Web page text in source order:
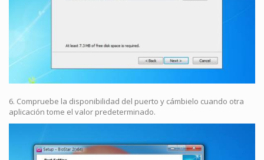
6. Compruebe la disponibilidad del puerto y cámbielo cuando otra
aplicación tome el valor predeterminado.